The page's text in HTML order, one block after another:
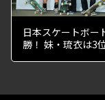
日本スケートボー
勝！ 妹・琉衣は3